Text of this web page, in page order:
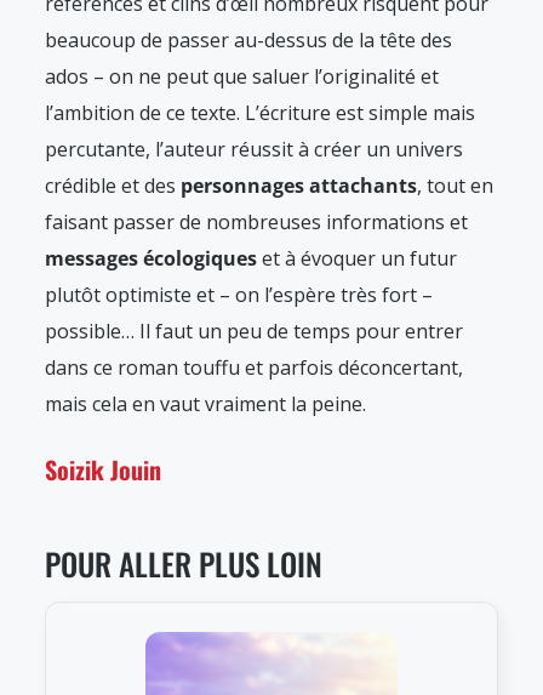
beaucoup de passer au-dessus de la tête des
ados – on ne peut que saluer l’originalité et
l’ambition de ce texte. L’écriture est simple mais
percutante, l’auteur réussit à créer un univers
crédible et des personnages attachants, tout en
faisant passer de nombreuses informations et
messages écologiqueset à évoquer un futur
plutôt optimiste et – on l’espère très fort –
possible… Il faut un peu de temps pour entrer
dans ce roman touffu et parfois déconcertant,
mais cela en vaut vraiment la peine.
Soizik Jouin
POUR ALLER PLUS LOIN